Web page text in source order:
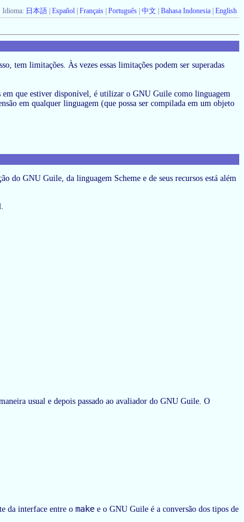
Idioma: 日本語 Español Français Português 中文 Bahasa Indonesia English
tem limitações. Às vezes essas limitações podem ser superadas
em que estiver disponível, é utilizar o GNU Guile como linguagem
em qualquer linguagem (que possa ser compilada em um objeto
do GNU Guile, da linguagem Scheme e de seus recursos está além
usual e depois passado ao avaliador do GNU Guile. O
da interface entre o make e o GNU Guile é a conversão dos tipos de